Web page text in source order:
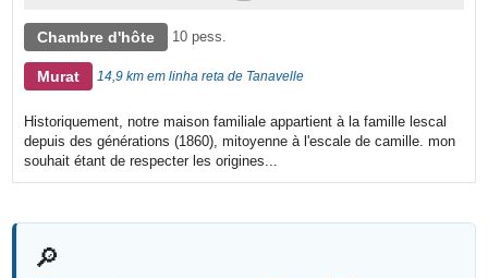
Chambre d'hôte 10 pess.
Murat 14,9 km em linha reta de Tanavelle
Historiquement, notre maison familiale appartient à la famille lescal
depuis des générations (1860), mitoyenne à l'escale de camille. mon
souhait étant de respecter les origines...
🔎